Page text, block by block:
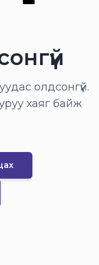
олдсонгүй.
хаяг байж